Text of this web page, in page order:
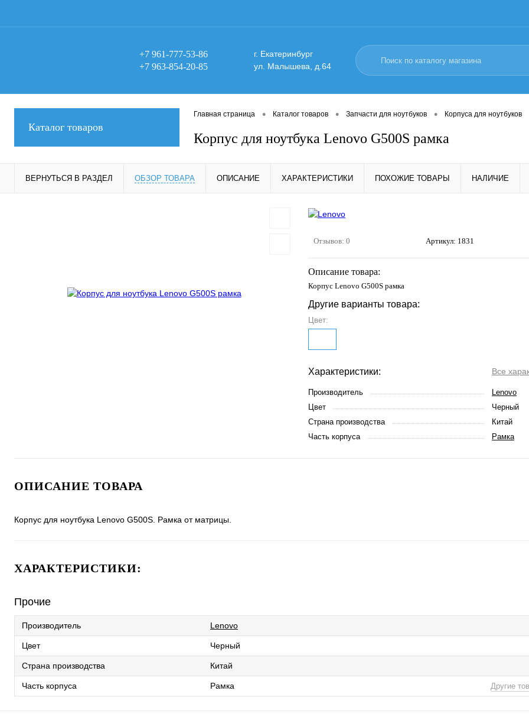
+7 961-777-53-86
+7 963-854-20-85
г. Екатеринбург
ул. Малышева, д.64
Каталог товаров
Главная страница • Каталог товаров • Запчасти для ноутбуков • Корпуса для ноутбуков
Корпус для ноутбука Lenovo G500S рамка
ВЕРНУТЬСЯ В РАЗДЕЛ ОБЗОР ТОВАРА ОПИСАНИЕ ХАРАКТЕРИСТИКИ ПОХОЖИЕ ТОВАРЫ НАЛИЧИЕ
Отзывов: 0 Артикул: 1831
Описание товара:
Корпус Lenovo G500S рамка
Другие варианты товара:
Цвет:
Характеристики: Все
Производитель
Lenovo
Цвет
Черный
Страна производства
Китай
Часть корпуса
Рамка
ОПИСАНИЕ ТОВАРА
Корпус для ноутбука Lenovo G500S. Рамка от матрицы.
ХАРАКТЕРИСТИКИ:
Прочие
Производитель Lenovo
Цвет Черный
Страна производства Китай
Часть корпуса Рамка Другие